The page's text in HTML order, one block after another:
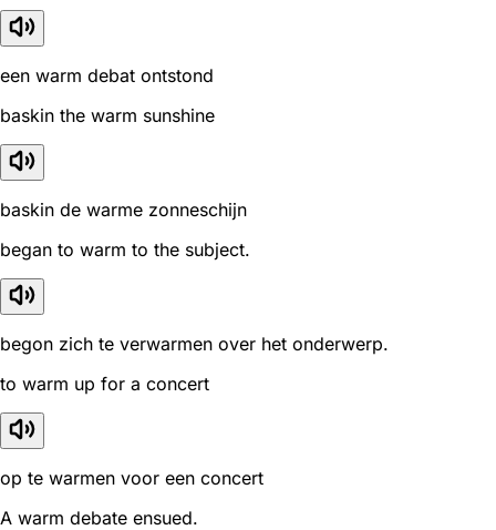
een warm debat ontstond
baskin the warm sunshine
baskin de warme zonneschijn
began to warm to the subject.
begon zich te verwarmen over het onderwerp.
to warm up for a concert
op te warmen voor een concert
A warm debate ensued.